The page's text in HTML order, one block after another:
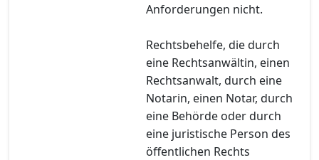
Anforderungen nicht.
Rechtsbehelfe, die durch
eine Rechtsanwältin, einen
Rechtsanwalt, durch eine
Notarin, einen Notar, durch
eine Behörde oder durch
eine juristische Person des
öffentlichen Rechts